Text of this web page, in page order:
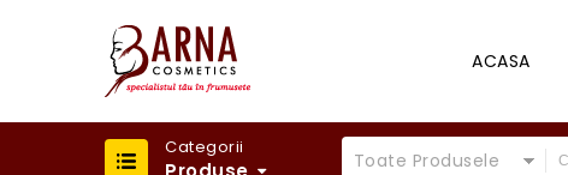
ACASA
Categorii
Toate Produsele